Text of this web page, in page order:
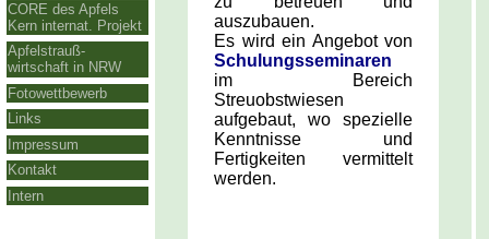
CORE des Apfels
Kern internat. Projekt
Apfelstrauß-
wirtschaft in NRW
Fotowettbewerb
Links
Impressum
Kontakt
Intern
auszubauen.
Es wird ein Angebot von
Schulungsseminaren
im Bereich
Streuobstwiesen
aufgebaut, wo spezielle
Kenntnisse und
Fertigkeiten vermittelt
werden.